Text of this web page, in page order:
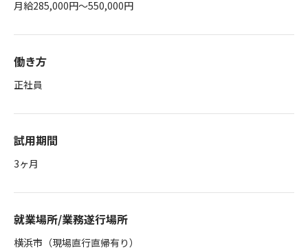
月給285,000円～550,000円
働き方
正社員
試用期間
3ヶ月
就業場所/業務遂行場所
横浜市（現場直行直帰有り）